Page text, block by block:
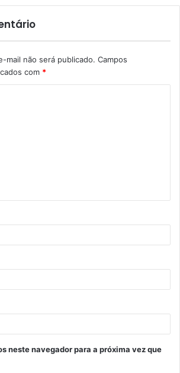
mail não será publicado. Campos
com *
neste navegador para a próxima vez que